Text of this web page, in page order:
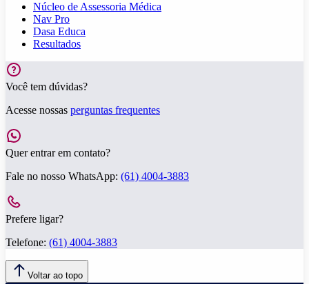
Núcleo de Assessoria Médica
Nav Pro
Dasa Educa
Resultados
Você tem dúvidas?
Acesse nossas perguntas frequentes
Quer entrar em contato?
Fale no nosso WhatsApp: (61) 4004-3883
Prefere ligar?
Telefone: (61) 4004-3883
Voltar ao topo